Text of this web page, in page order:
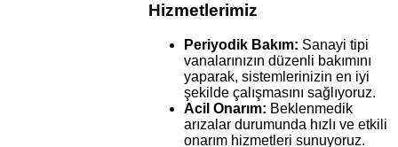
Hizmetlerimiz
Periyodik Bakım: Sanayi tipi
vanalarınızın düzenli bakımını
yaparak, sistemlerinizin en iyi
şekilde çalışmasını sağlıyoruz.
Acil Onarım: Beklenmedik
arızalar durumunda hızlı ve etkili
onarım hizmetleri sunuyoruz.